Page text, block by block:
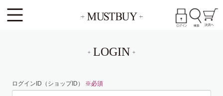
LOGIN
ログインID（ショップID） ※必須